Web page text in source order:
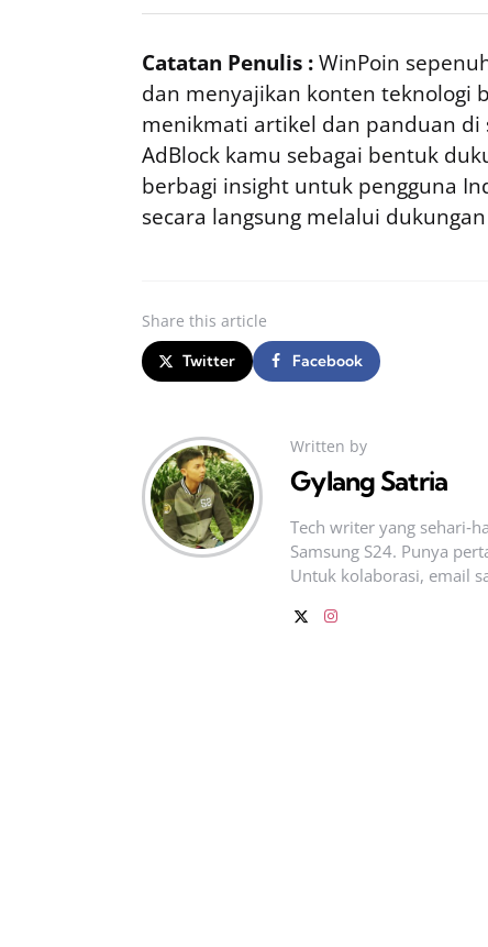
Catatan Penulis :WinPoin
dan menyajikan konten teknologi
menikmati artikel dan panduan
AdBlock kamu sebagai bentuk
berbagi insight untuk pengguna
secara langsung melalui
Share this article
Twitter Facebook
Written by
Gylang Satria
Tech writer yang
Samsung S24. Punya
Untuk kolaborasi, email